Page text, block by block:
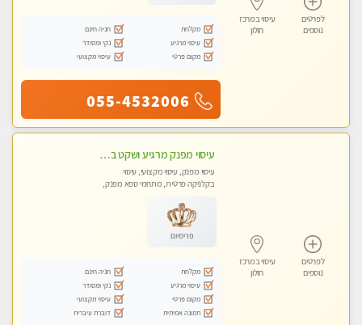
לפרטים
נוספים
עיסוי במרכז
חולון
מקלחת
חניה חינם
עיסוי מרגיע
נקי ומסודר
מקום פרטי
עיסוי מקצועי
055-4532006
לפרטים
נוספים
עיסוי במרכז
חולון
עיסוי מפנק מרגיע ושקט במקום מדהים עיסוי מושקע מאוד
עיסוי מפנק, עיסוי מקצועי, עיסוי
בקלניקה פרטית, מתחמי ספא מפנק,
פרימיום
מקלחת
חניה חינם
עיסוי מרגיע
נקי ומסודר
מקום פרטי
עיסוי מקצועי
תמונה אמיתית
דוברת עיברית